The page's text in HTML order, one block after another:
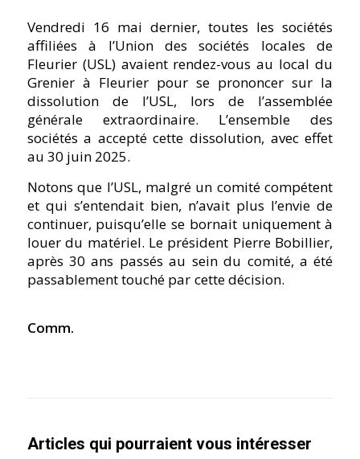
Vendredi 16 mai dernier, toutes les sociétés
affiliées à l’Union des sociétés locales de
Fleurier (USL) avaient rendez-vous au local du
Grenier à Fleurier pour se prononcer sur la
dissolution de l’USL, lors de l’assemblée
générale extraordinaire. L’ensemble des
sociétés a accepté cette dissolution, avec effet
au 30 juin 2025.
Notons que l’USL, malgré un comité compétent
et qui s’entendait bien, n’avait plus l’envie de
continuer, puisqu’elle se bornait uniquement à
louer du matériel. Le président Pierre Bobillier,
après 30 ans passés au sein du comité, a été
passablement touché par cette décision.
Comm.
Articles qui pourraient vous intéresser